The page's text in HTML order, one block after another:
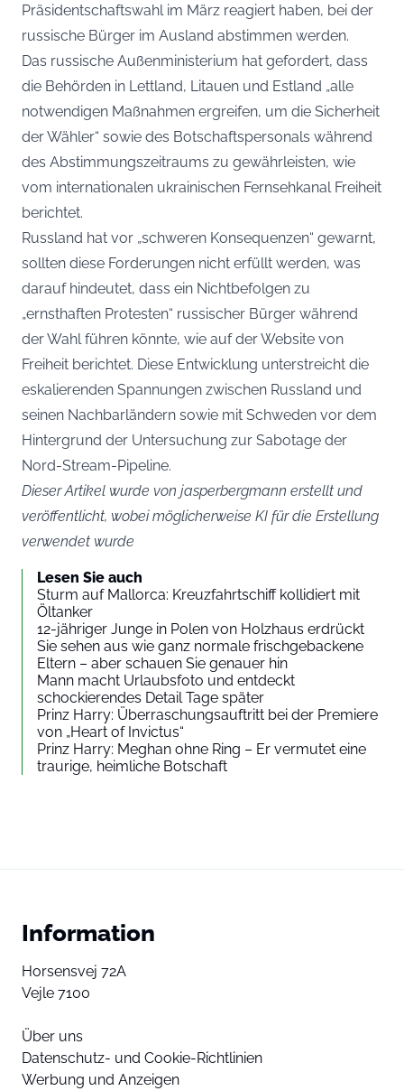
Präsidentschaftswahl im März reagiert haben, bei der
russische Bürger im Ausland abstimmen werden.
Das russische Außenministerium hat gefordert, dass
die Behörden in Lettland, Litauen und Estland „alle
notwendigen Maßnahmen ergreifen, um die Sicherheit
der Wähler“ sowie des Botschaftspersonals während
des Abstimmungszeitraums zu gewährleisten, wie
vom internationalen ukrainischen Fernsehkanal Freiheit
berichtet.
Russland hat vor „schweren Konsequenzen“ gewarnt,
sollten diese Forderungen nicht erfüllt werden, was
darauf hindeutet, dass ein Nichtbefolgen zu
„ernsthaften Protesten“ russischer Bürger während
der Wahl führen könnte, wie auf der Website von
Freiheit berichtet. Diese Entwicklung unterstreicht die
eskalierenden Spannungen zwischen Russland und
seinen Nachbarländern sowie mit Schweden vor dem
Hintergrund der Untersuchung zur Sabotage der
Nord-Stream-Pipeline.
Dieser Artikel wurde von jasperbergmann erstellt und
veröffentlicht, wobei möglicherweise KI für die Erstellung
verwendet wurde
Lesen Sie auch
Sturm auf Mallorca: Kreuzfahrtschiff kollidiert mit
Öltanker
12-jähriger Junge in Polen von Holzhaus erdrückt
Sie sehen aus wie ganz normale frischgebackene
Eltern – aber schauen Sie genauer hin
Mann macht Urlaubsfoto und entdeckt
schockierendes Detail Tage später
Prinz Harry: Überraschungsauftritt bei der Premiere
von „Heart of Invictus“
Prinz Harry: Meghan ohne Ring – Er vermutet eine
traurige, heimliche Botschaft
Information
Horsensvej 72A
Vejle 7100
Über uns
Datenschutz- und Cookie-Richtlinien
Werbung und Anzeigen